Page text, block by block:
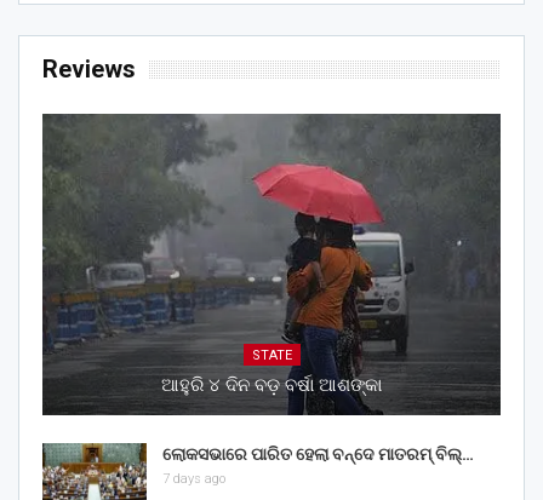
Reviews
STATE
ଆହୁରି ୪ ଦିନ ବଡ଼ ବର୍ଷା ଆଶଙ୍କା
ଲୋକସଭାରେ ପାରିତ ହେଲା ବନ୍ଦେ ମାତରମ୍‌ ବିଲ୍‌…
7 days ago